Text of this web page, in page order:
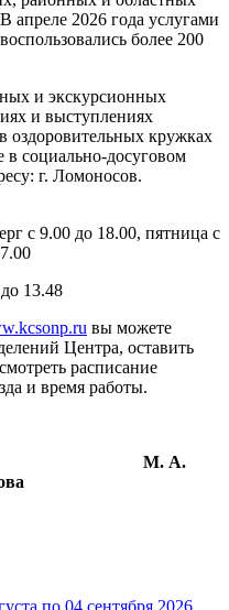
апреле 2026 года услугами
более 200
и экскурсионных
и выступлениях
оздоровительных кружках
социально-досуговом
г. Ломоносов.
с 9.00 до 18.00, пятница с
13.48
вы можете
Центра, оставить
расписание
и время работы.
М. А.
по 04 сентября 2026